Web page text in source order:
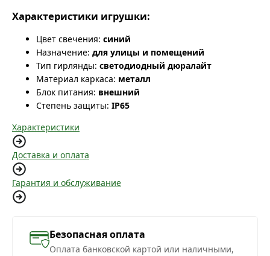
Характеристики игрушки:
Цвет свечения: синий
Назначение: для улицы и помещений
Тип гирлянды: светодиодный дюралайт
Материал каркаса: металл
Блок питания: внешний
Степень защиты: IP65
Характеристики
Доставка и оплата
Гарантия и обслуживание
Безопасная оплата
Оплата банковской картой или наличными,